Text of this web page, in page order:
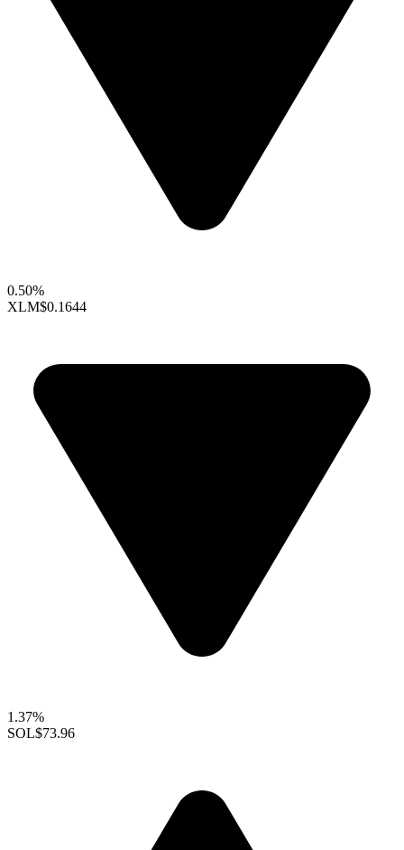
0.50%
XLM$0.1644
1.37%
SOL$73.96